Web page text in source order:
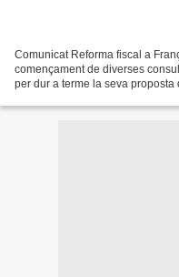
Comunicat Reforma fiscal a
començament de diverses
per dur a terme la seva